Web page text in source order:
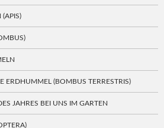
(APIS)
ERDHUMMEL (BOMBUS TERRESTRIS)
JAHRES BEI UNS IM GARTEN